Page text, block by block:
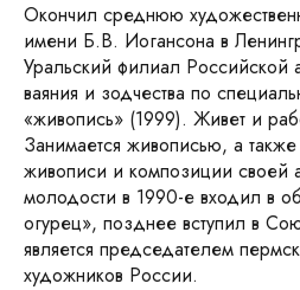
Окончил среднюю
имени Б.В. Иогансона в
Уральский филиал
ваяния и зодчества по
«живопись» (1999). Живет и
Занимается живописью, а
живописи и композиции своей
молодости в 1990-е входил в
огурец», позднее вступил в
является председателем
художников России.